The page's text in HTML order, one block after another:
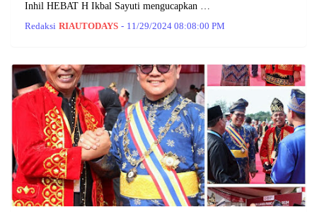
Inhil HEBAT H Ikbal Sayuti mengucapkan …
Redaksi RIAUTODAYS - 11/29/2024 08:08:00 PM